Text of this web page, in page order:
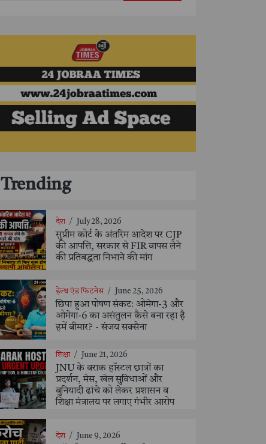
Trending
देश / July 28, 2026
सुप्रीम कोर्ट के अंतरिम आदेश पर CJP
की आपत्ति, सरकार से FIR वापस लेने
की प्रतिबद्धता निभाने की मांग
हेल्थ एंड फिटनेस / June 25, 2026
छिपा हुआ पोषण संकट: ओमेगा-3 और
ओमेगा-6 का असंतुलन कैसे बना रहा है
हमें बीमार? - संजय सक्सैना
शिक्षा / June 21, 2026
JNU के बराक हॉस्टल छात्रों का
प्रदर्शन, मेस, खेल सुविधाओं और
बुनियादी ढांचे को लेकर प्रशासन व
शिक्षा मंत्रालय पर लगाए गंभीर आरोप
देश / June 9, 2026